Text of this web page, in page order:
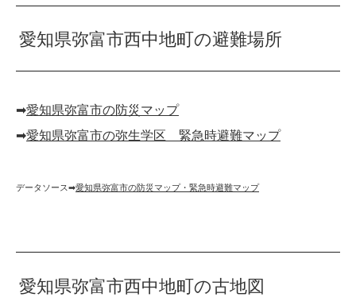
愛知県弥富市西中地町の避難場所
➡︎愛知県弥富市の防災マップ
➡︎愛知県弥富市の弥生学区 緊急時避難マップ
データソース➡︎愛知県弥富市の防災マップ・緊急時避難マップ
愛知県弥富市西中地町の古地図